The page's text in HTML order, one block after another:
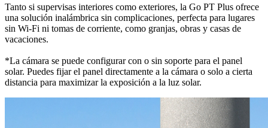
Tanto si supervisas interiores como exteriores, la Go PT Plus ofrece
una solución inalámbrica sin complicaciones, perfecta para lugares
sin Wi-Fi ni tomas de corriente, como granjas, obras y casas de
vacaciones.
*La cámara se puede configurar con o sin soporte para el panel
solar. Puedes fijar el panel directamente a la cámara o solo a cierta
distancia para maximizar la exposición a la luz solar.